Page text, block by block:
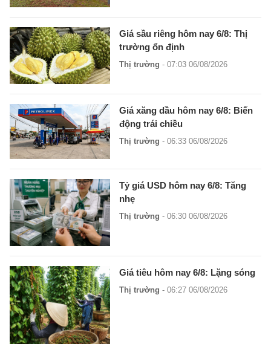
Giá sầu riêng hôm nay 6/8: Thị
trường ổn định
Thị trường - 07:03 06/08/2026
Giá xăng dầu hôm nay 6/8: Biến
động trái chiều
Thị trường - 06:33 06/08/2026
Tỷ giá USD hôm nay 6/8: Tăng
nhẹ
Thị trường - 06:30 06/08/2026
Giá tiêu hôm nay 6/8: Lặng sóng
Thị trường - 06:27 06/08/2026